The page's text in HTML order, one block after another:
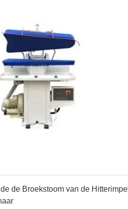
de Broekstoom van de Hitterimpel